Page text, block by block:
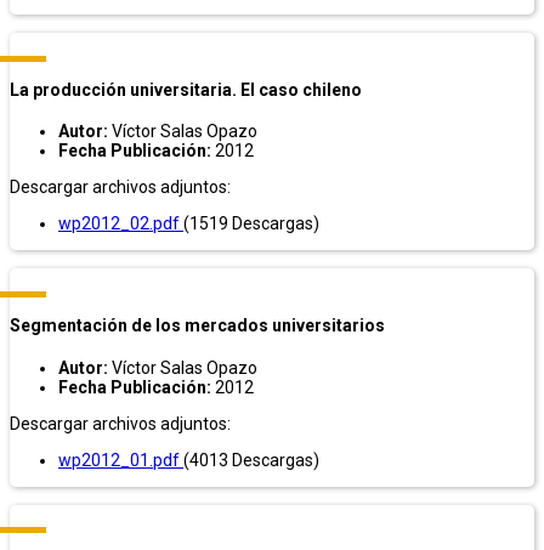
La producción universitaria. El caso chileno
Autor: Víctor Salas Opazo
Fecha Publicación: 2012
Descargar archivos adjuntos:
wp2012_02.pdf(1519 Descargas)
Segmentación de los mercados universitarios
Autor: Víctor Salas Opazo
Fecha Publicación: 2012
Descargar archivos adjuntos:
wp2012_01.pdf(4013 Descargas)